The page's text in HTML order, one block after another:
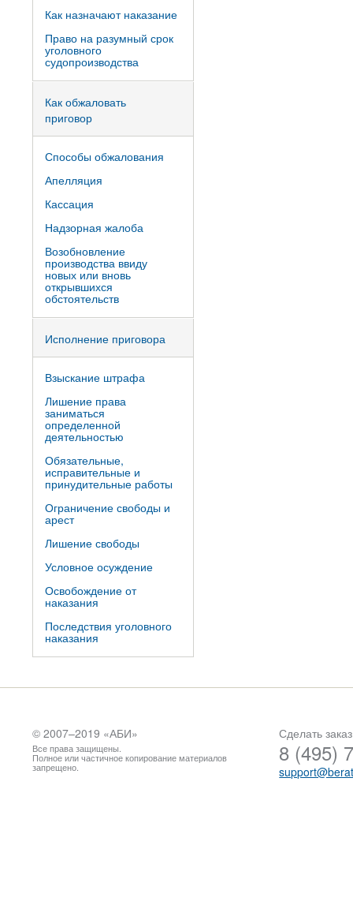
Как назначают наказание
Право на разумный срок
уголовного
судопроизводства
Как обжаловать
приговор
Способы обжалования
Апелляция
Кассация
Надзорная жалоба
Возобновление
производства ввиду
новых или вновь
открывшихся
обстоятельств
Исполнение приговора
Взыскание штрафа
Лишение права
заниматься
определенной
деятельностью
Обязательные,
исправительные и
принудительные работы
Ограничение свободы и
арест
Лишение свободы
Условное осуждение
Освобождение от
наказания
Последствия уголовного
наказания
© 2007–2019 «АБИ»
Все права защищены.
Полное или частичное копирование материалов
запрещено.
Сделать
8 (495)